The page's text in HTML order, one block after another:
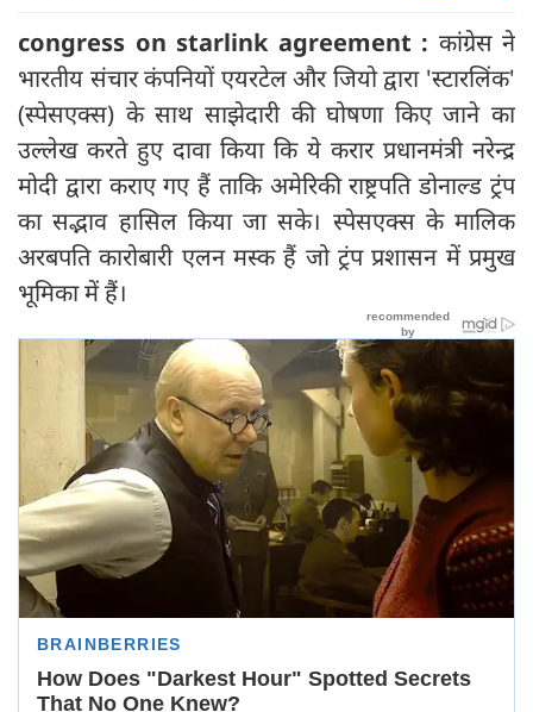
congress on starlink agreement : कांग्रेस ने
भारतीय संचार कंपनियों एयरटेल और जियो द्वारा 'स्टारलिंक'
(स्पेसएक्स) के साथ साझेदारी की घोषणा किए जाने का
उल्लेख करते हुए दावा किया कि ये करार प्रधानमंत्री नरेन्द्र
मोदी द्वारा कराए गए हैं ताकि अमेरिकी राष्ट्रपति डोनाल्ड ट्रंप
का सद्भाव हासिल किया जा सके। स्पेसएक्स के मालिक
अरबपति कारोबारी एलन मस्क हैं जो ट्रंप प्रशासन में प्रमुख
भूमिका में हैं।